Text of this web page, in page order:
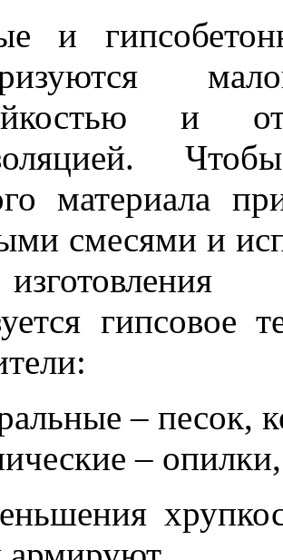
и
и
материала
смесями и
гипсовое
– песок,
–